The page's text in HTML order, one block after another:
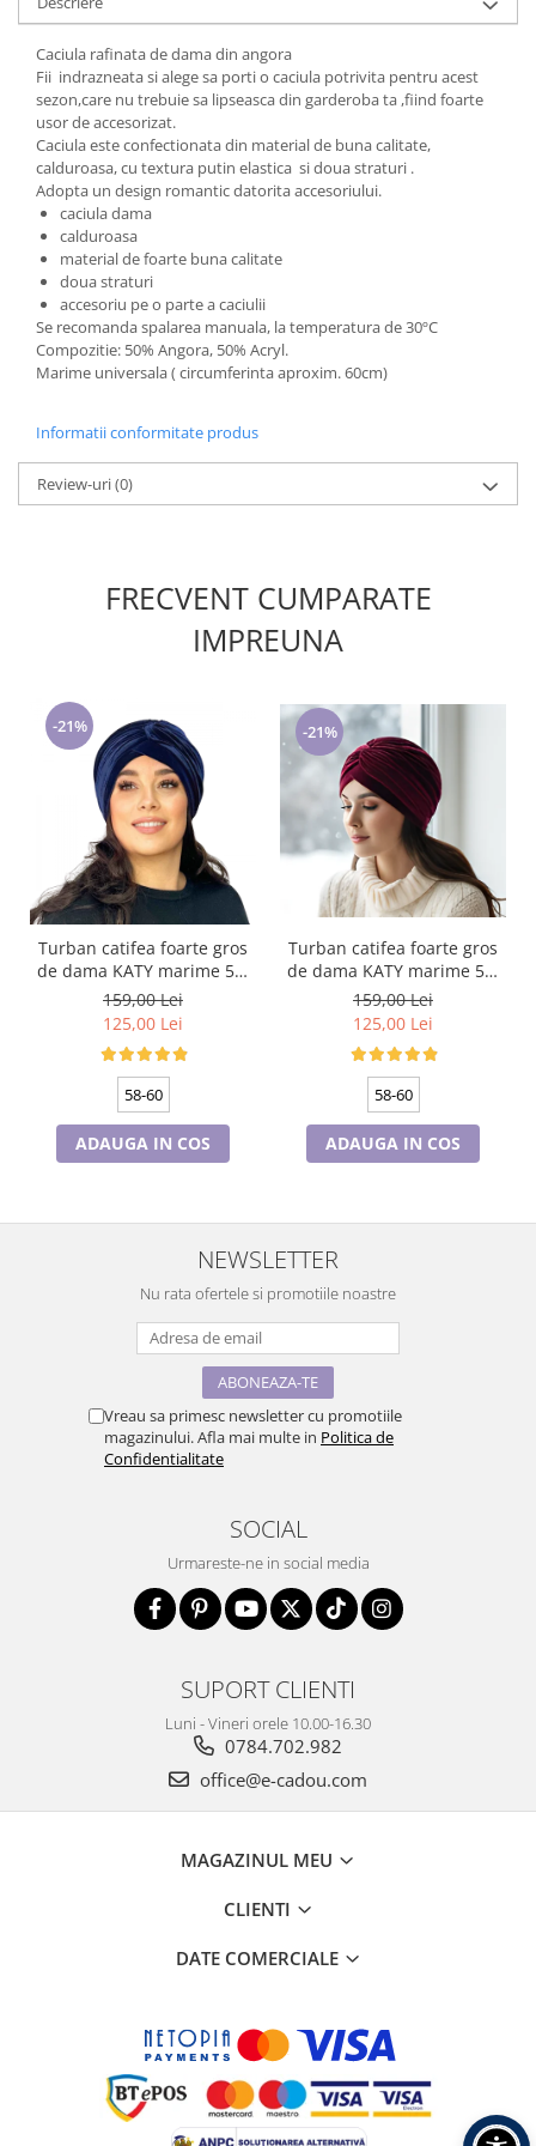
Cadouri pentru Doctori
Martisoare
Caciula rafinata de dama din angora
Fii indrazneata si alege sa porti o caciula potrivita pentru acest
sezon,care nu trebuie sa lipseasca din garderoba ta ,fiind foarte
usor de accesorizat.
Caciula este confectionata din material de buna calitate,
calduroasa, cu textura putin elastica si doua straturi .
Adopta un design romantic datorita accesoriului.
caciula dama
calduroasa
material de foarte buna calitate
doua straturi
accesoriu pe o parte a caciulii
Se recomanda spalarea manuala, la temperatura de 30ºC
Compozitie: 50% Angora, 50% Acryl.
Marime universala ( circumferinta aproxim. 60cm)
Informatii conformitate produs
Review-uri(0)
FRECVENT CUMPARATE
IMPREUNA
-21%
Turban catifea foarte gros
de dama KATY marime 58-
60, captuseala polar,
culoare bleomarin
159,00 Lei
125,00 Lei
58-60
ADAUGA IN COS
-21%
Turban catifea foarte gros
de dama KATY marime 58-
60, captuseala polar,
culoare wine
159,00 Lei
125,00 Lei
58-60
ADAUGA IN COS
NEWSLETTER
Nu rata ofertele si promotiile noastre
Vreau sa primesc newsletter cu promotiile
magazinului. Afla mai multe in Politica de
Confidentialitate
SOCIAL
Urmareste-ne in social media
SUPORT CLIENTI
Luni - Vineri orele 10.00-16.30
0784.702.982
office@e-cadou.com
MAGAZINUL MEU
CLIENTI
DATE COMERCIALE